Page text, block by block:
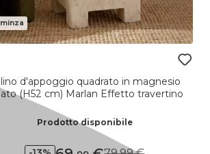
d'appoggio quadrato in magnesio
(H52 cm) Marlan Effetto travertino
Prodotto disponibile